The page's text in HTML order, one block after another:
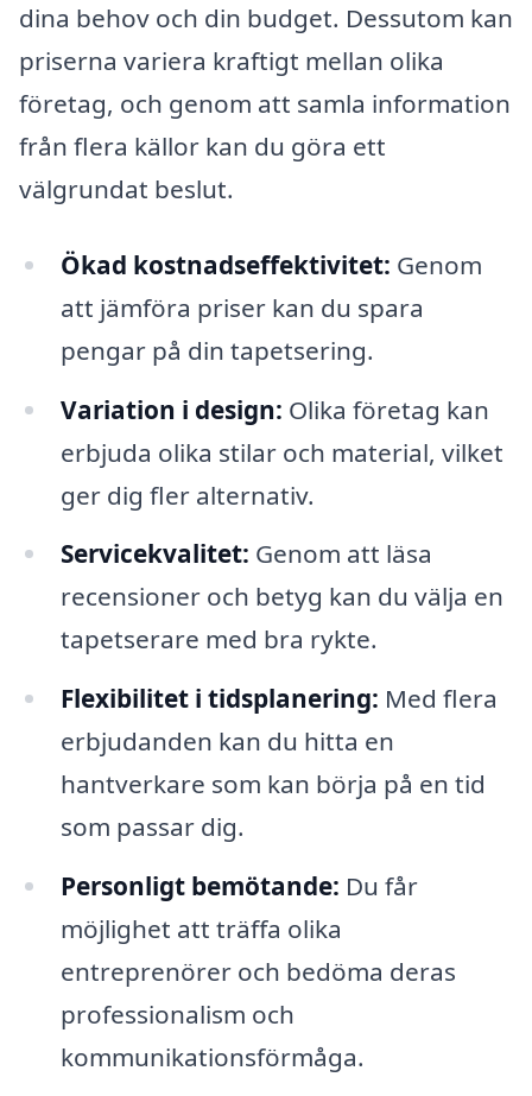
dina behov och din budget. Dessutom kan
priserna variera kraftigt mellan olika
företag, och genom att samla information
från flera källor kan du göra ett
välgrundat beslut.
Ökad kostnadseffektivitet: Genom
att jämföra priser kan du spara
pengar på din tapetsering.
Variation i design: Olika företag kan
erbjuda olika stilar och material, vilket
ger dig fler alternativ.
Servicekvalitet: Genom att läsa
recensioner och betyg kan du välja en
tapetserare med bra rykte.
Flexibilitet i tidsplanering: Med flera
erbjudanden kan du hitta en
hantverkare som kan börja på en tid
som passar dig.
Personligt bemötande: Du får
möjlighet att träffa olika
entreprenörer och bedöma deras
professionalism och
kommunikationsförmåga.